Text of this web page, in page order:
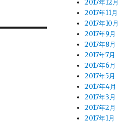
2017年12月
2017年11月
2017年10月
2017年9月
2017年8月
2017年7月
2017年6月
2017年5月
2017年4月
2017年3月
2017年2月
2017年1月